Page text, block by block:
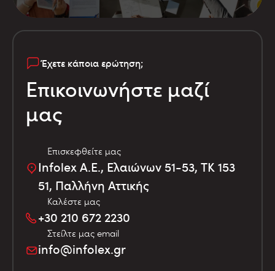
Έχετε κάποια ερώτηση;
Επικοινωνήστε μαζί
μας
Επισκεφθείτε μας
Infolex Α.Ε., Ελαιώνων 51-53, TK 153
51, Παλλήνη Αττικής
Καλέστε μας
+30 210 672 2230
Στείλτε μας email
info@infolex.gr